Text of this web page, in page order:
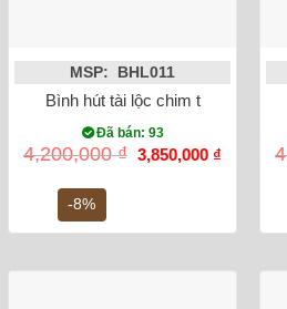
-8%
MSP: BHL011
Bình hút tài lộc chim trĩ vẽ vàng
Đã bán: 93
4,200,000₫ Giá
gốc
3,850,000 ₫